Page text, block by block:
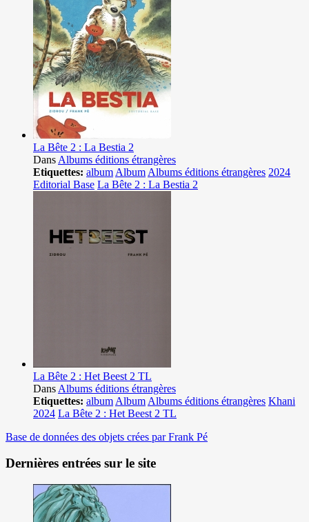
La Bête 2 : La Bestia 2
Dans Albums éditions étrangères
Etiquettes: album Album Albums éditions étrangères 2024
Editorial Base La Bête 2 : La Bestia 2
La Bête 2 : Het Beest 2 TL
Dans Albums éditions étrangères
Etiquettes: album Album Albums éditions étrangères Khani
2024 La Bête 2 : Het Beest 2 TL
Base de données des objets crées par Frank Pé
Dernières entrées sur le site